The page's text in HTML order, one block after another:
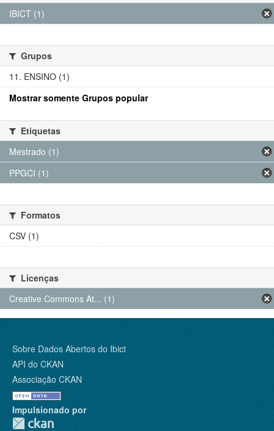
IBICT (1)
Grupos
11. ENSINO (1)
Mostrar somente Grupos popular
Etiquetas
Mestrado (1)
PPGCI (1)
Formatos
CSV (1)
Licenças
Creative Commons At... (1)
Sobre Dados Abertos do Ibict
API do CKAN
Associação CKAN
Impulsionado por